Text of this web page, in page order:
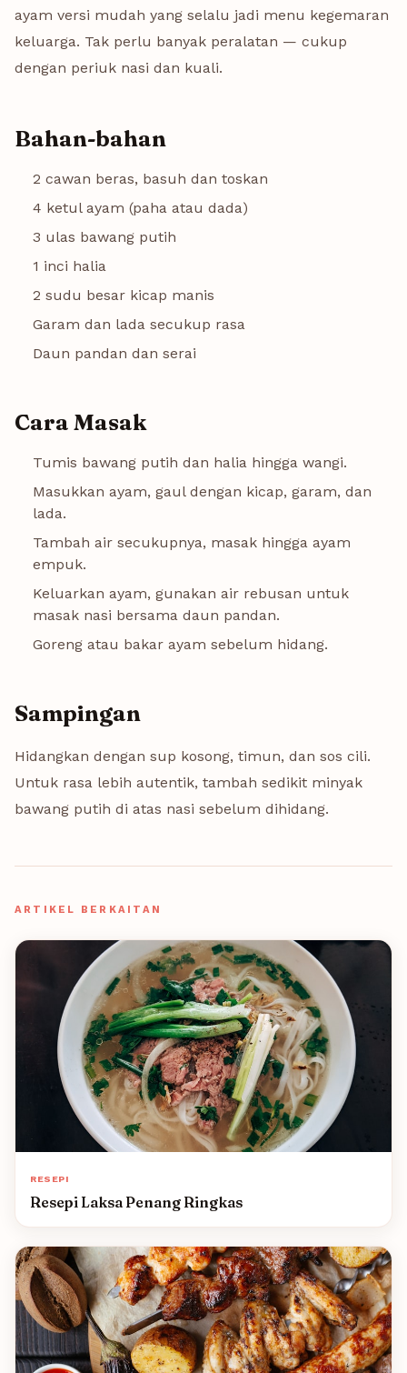
ayam versi mudah yang selalu jadi menu kegemaran
keluarga. Tak perlu banyak peralatan — cukup
dengan periuk nasi dan kuali.
Bahan-bahan
2 cawan beras, basuh dan toskan
4 ketul ayam (paha atau dada)
3 ulas bawang putih
1 inci halia
2 sudu besar kicap manis
Garam dan lada secukup rasa
Daun pandan dan serai
Cara Masak
Tumis bawang putih dan halia hingga wangi.
Masukkan ayam, gaul dengan kicap, garam, dan
lada.
Tambah air secukupnya, masak hingga ayam
empuk.
Keluarkan ayam, gunakan air rebusan untuk
masak nasi bersama daun pandan.
Goreng atau bakar ayam sebelum hidang.
Sampingan
Hidangkan dengan sup kosong, timun, dan sos cili.
Untuk rasa lebih autentik, tambah sedikit minyak
bawang putih di atas nasi sebelum dihidang.
ARTIKEL BERKAITAN
RESEPI
Resepi Laksa Penang Ringkas